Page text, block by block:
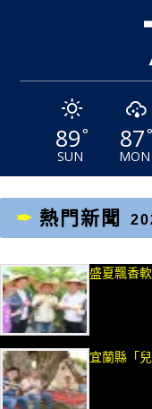
89°
SUN
87°
MON
熱門新聞
盛夏飄香
宜蘭縣「